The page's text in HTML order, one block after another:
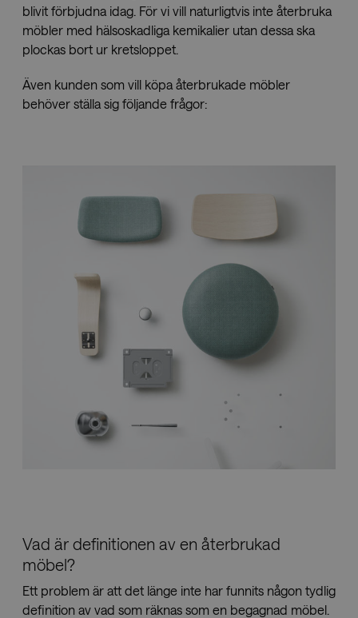
blivit förbjudna idag. För vi vill naturligtvis inte återbruka
möbler med hälsoskadliga kemikalier utan dessa ska
plockas bort ur kretsloppet.
Även kunden som vill köpa återbrukade möbler
behöver ställa sig följande frågor:
Vad är definitionen av en återbrukad
möbel?
Ett problem är att det länge inte har funnits någon tydlig
definition av vad som räknas som en begagnad möbel.